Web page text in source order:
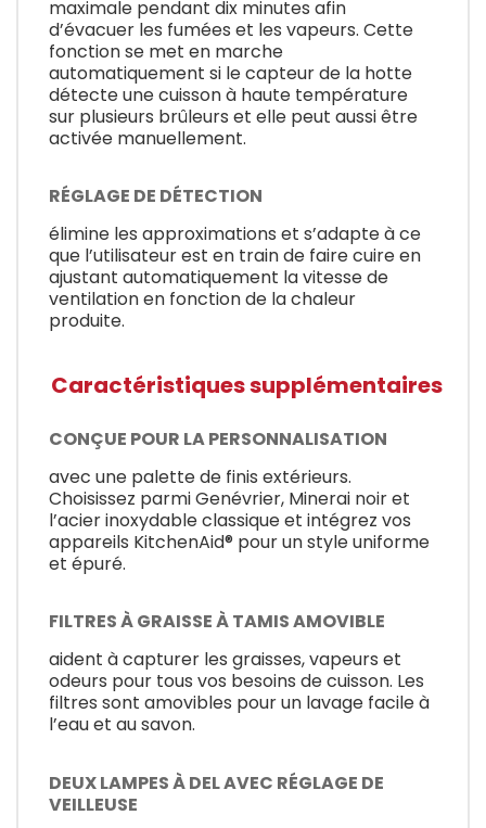
maximale pendant dix minutes afin
d’évacuer les fumées et les vapeurs. Cette
fonction se met en marche
automatiquement si le capteur de la hotte
détecte une cuisson à haute température
sur plusieurs brûleurs et elle peut aussi être
activée manuellement.
RÉGLAGE DE DÉTECTION
élimine les approximations et s’adapte à ce
que l’utilisateur est en train de faire cuire en
ajustant automatiquement la vitesse de
ventilation en fonction de la chaleur
produite.
Caractéristiques supplémentaires
CONÇUE POUR LA PERSONNALISATION
avec une palette de finis extérieurs.
Choisissez parmi Genévrier, Minerai noir et
l’acier inoxydable classique et intégrez vos
appareils KitchenAid® pour un style uniforme
et épuré.
FILTRES À GRAISSE À TAMIS AMOVIBLE
aident à capturer les graisses, vapeurs et
odeurs pour tous vos besoins de cuisson. Les
filtres sont amovibles pour un lavage facile à
l’eau et au savon.
DEUX LAMPES À DEL AVEC RÉGLAGE DE
VEILLEUSE